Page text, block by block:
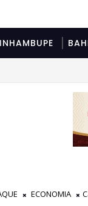
INHAMBUPE
ECONOMIA